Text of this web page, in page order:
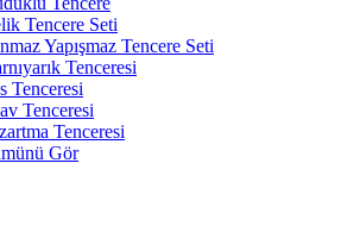
Tencere Seti
Yapışmaz Tencere Seti
Tenceresi
Tenceresi
Tenceresi
Tenceresi
Gör